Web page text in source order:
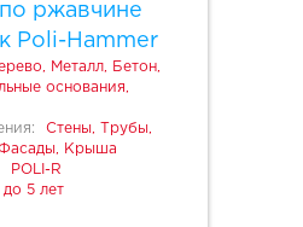
ржавчине
Poli-Hammer
Металл, Бетон,
основания,
Стены, Трубы,
Крыша
POLI-R
до 5 лет